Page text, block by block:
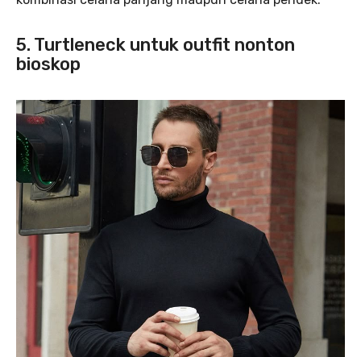
5. Turtleneck untuk outfit nonton
bioskop